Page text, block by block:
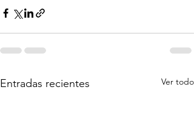
Entradas recientes Ver todo